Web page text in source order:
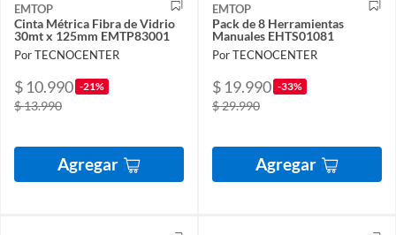
EMTOP
Cinta Métrica Fibra de Vidrio
30mt x 125mm EMTP83001
Por TECNOCENTER
$ 10.990 -21%
$ 13.990
Agregar
EMTOP
Pack de 8 Herramientas
Manuales EHTS01081
Por TECNOCENTER
$ 19.990 -33%
$ 29.990
Agregar